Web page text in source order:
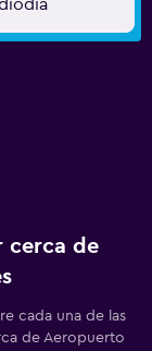
cerca de
cada una de las
de Aeropuerto